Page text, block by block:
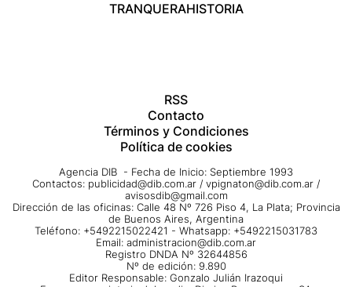
TRANQUERAHISTORIA
RSS
Contacto
Términos y Condiciones
Política de cookies
Agencia DIB - Fecha de Inicio: Septiembre 1993
Contactos: publicidad@dib.com.ar / vpignaton@dib.com.ar /
avisosdib@gmail.com
Dirección de las oficinas: Calle 48 Nº 726 Piso 4, La Plata; Provincia
de Buenos Aires, Argentina
Teléfono: +5492215022421 - Whatsapp: +5492215031783
Email: administracion@dib.com.ar
Registro DNDA Nº 32644856
Nº de edición: 9.890
Editor Responsable: Gonzalo Julián Irazoqui